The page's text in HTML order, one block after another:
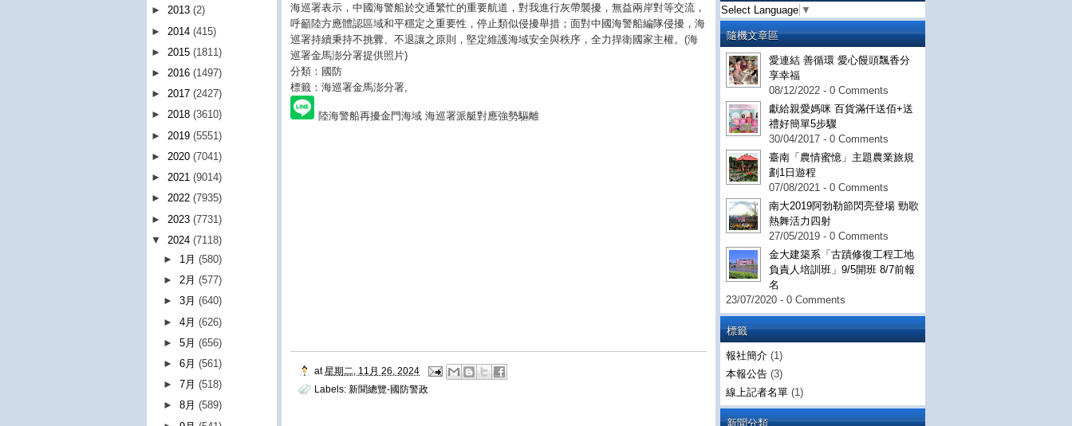
Select Language ▼
隨機文章區
愛連結 善循環 愛心饅頭飄香分
享幸福
08/12/2022 - 0 Comments
獻給親愛媽咪 百貨滿仟送佰+送
禮好簡單5步驟
30/04/2017 - 0 Comments
臺南「農情蜜憶」主題農業旅規
劃1日遊程
07/08/2021 - 0 Comments
南大2019阿勃勒節閃亮登場 勁歌
熱舞活力四射
27/05/2019 - 0 Comments
金大建築系「古蹟修復工程工地
負責人培訓班」9/5開班 8/7前報
名
23/07/2020 - 0 Comments
標籤
報社簡介 (1)
本報公告 (3)
線上記者名單 (1)
新聞分類
海巡署表示，中國海警船於交通繁忙的重要航道，對我進行灰帶襲擾，無益兩岸對等交流，
呼籲陸方應體認區域和平穩定之重要性，停止類似侵擾舉措；面對中國海警船編隊侵擾，海
巡署持續秉持不挑釁、不退讓之原則，堅定維護海域安全與秩序，全力捍衛國家主權。(海
巡署金馬澎分署提供照片)
分類：國防
標籤：海巡署金馬澎分署
陸海警船再擾金門海域 海巡署派艇對應強勢驅離
at 星期二, 11月 26, 2024
Labels: 新聞總覽-國防警政
► 2013 (2)
► 2014 (415)
► 2015 (1811)
► 2016 (1497)
► 2017 (2427)
► 2018 (3610)
► 2019 (5551)
► 2020 (7041)
► 2021 (9014)
► 2022 (7935)
► 2023 (7731)
▼ 2024 (7118)
► 1月(580)
►2月(577)
►3月(640)
►4月(626)
►5月(656)
►6月(561)
►7月(518)
►8月(589)